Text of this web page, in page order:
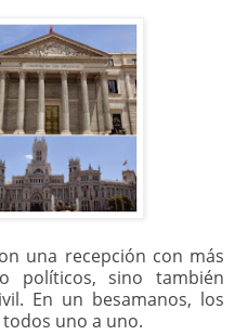
una recepción con más
políticos, sino también
En un besamanos, los
uno a uno.